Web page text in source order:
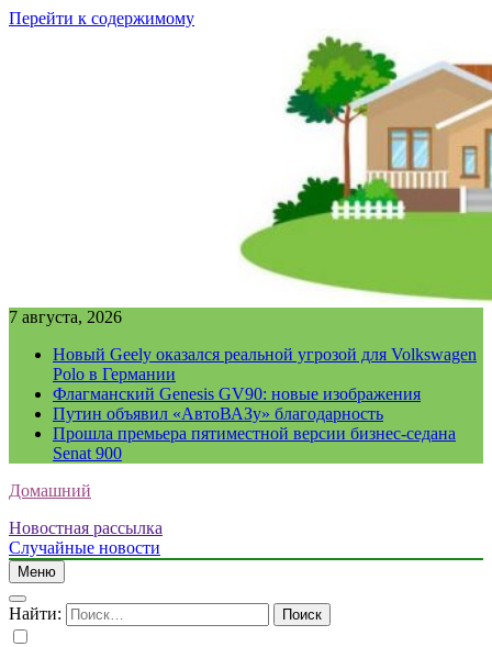
Перейти к содержимому
7 августа, 2026
Новый Geely оказался реальной угрозой для Volkswagen
Polo в Германии
Флагманский Genesis GV90: новые изображения
Путин объявил «АвтоВАЗу» благодарность
Прошла премьера пятиместной версии бизнес-седана
Senat 900
Домашний
Новостная рассылка
Случайные новости
Меню
Найти: